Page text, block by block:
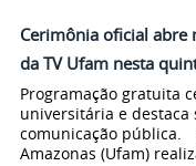
Cerimônia oficial abre
da TV Ufam nesta
Programação gratuita
universitária e
comunicação pública.
Amazonas (Ufam)